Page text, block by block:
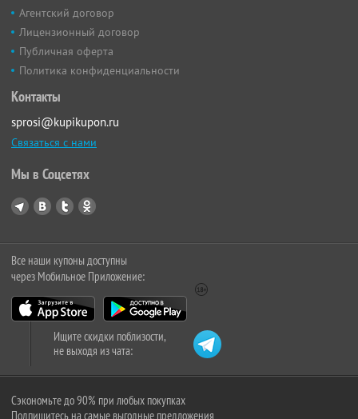
Агентский договор
Лицензионный договор
Публичная оферта
Политика конфиденциальности
Контакты
sprosi@kupikupon.ru
Связаться с нами
Мы в Соцсетях
Все наши купоны доступны
через Мобильное Приложение:
Ищите скидки поблизости,
не выходя из чата:
Сэкономьте до 90% при любых покупках
Подпишитесь на самые выгодные предложения